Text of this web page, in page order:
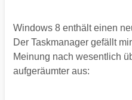
Windows 8 enthält einen
Der Taskmanager gefällt
Meinung nach wesentlich
aufgeräumter aus: